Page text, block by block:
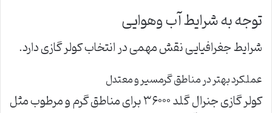
توجه به شرایط آب وهوایی
شرایط جغرافیایی نقش مهمی در انتخاب کولر گازی دارد.
عملکرد بهتر در مناطق گرمسیر و معتدل
کولر گازی جنرال گلد ۳۶۰۰۰ برای مناطق گرم و مرطوب مثل